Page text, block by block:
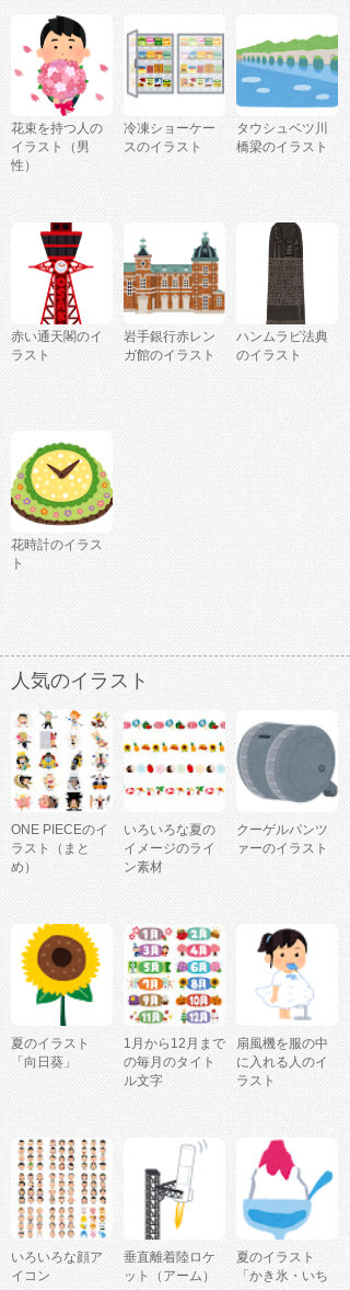
花束を持つ人の
イラスト（男
性）
冷凍ショーケー
スのイラスト
タウシュベツ川
橋梁のイラスト
赤い通天閣のイ
ラスト
岩手銀行赤レン
ガ館のイラスト
ハンムラビ法典
のイラスト
花時計のイラス
ト
人気のイラスト
ONE PIECEのイ
ラスト（まと
め）
いろいろな夏の
イメージのライ
ン素材
クーゲルパンツ
ァーのイラスト
夏のイラスト
「向日葵」
1月から12月まで
の毎月のタイト
ル文字
扇風機を服の中
に入れる人のイ
ラスト
いろいろな顔ア
イコン
垂直離着陸ロケ
ット（アーム）
夏のイラスト
「かき氷・いち